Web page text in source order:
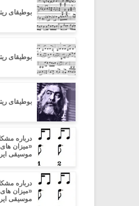
بوطیقای
بوطیقای
بوطیقای ریتم
درباره
«میزان
موسیقی
درباره
«میزان
موسیقی